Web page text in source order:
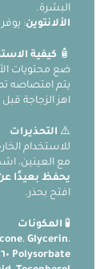
البشرة.
الألانتوين:
🧴 كيفية
ضع محتويات
يتم امتصاصه
اهز الزجاجة
⚠️ التحذيرات
للاستخدام
مع العينين،
يحفظ بعيدًا
افتح بحذر.
🧪 المكونات
، Glycerin،
Polysorbate ٦٠